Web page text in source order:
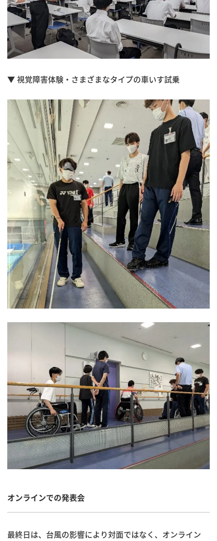
▼ 視覚障害体験・さまざまなタイプの車いす試乗
オンラインでの発表会
最終日は、台風の影響により対面ではなく、オンライン